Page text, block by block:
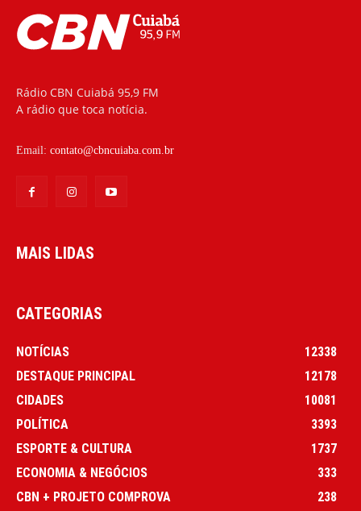
Rádio CBN Cuiabá 95,9 FM
A rádio que toca notícia.
Email: contato@cbncuiaba.com.br
MAIS LIDAS
CATEGORIAS
NOTÍCIAS
12338
DESTAQUE PRINCIPAL
12178
CIDADES
10081
POLÍTICA
3393
ESPORTE & CULTURA
1737
ECONOMIA & NEGÓCIOS
333
CBN + PROJETO COMPROVA
238